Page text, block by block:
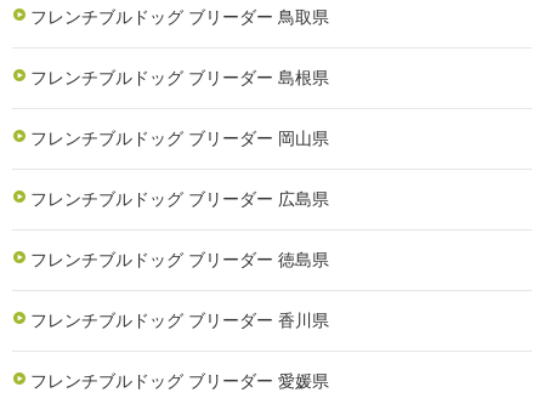
フレンチブルドッグ ブリーダー 鳥取県
フレンチブルドッグ ブリーダー 島根県
フレンチブルドッグ ブリーダー 岡山県
フレンチブルドッグ ブリーダー 広島県
フレンチブルドッグ ブリーダー 徳島県
フレンチブルドッグ ブリーダー 香川県
フレンチブルドッグ ブリーダー 愛媛県